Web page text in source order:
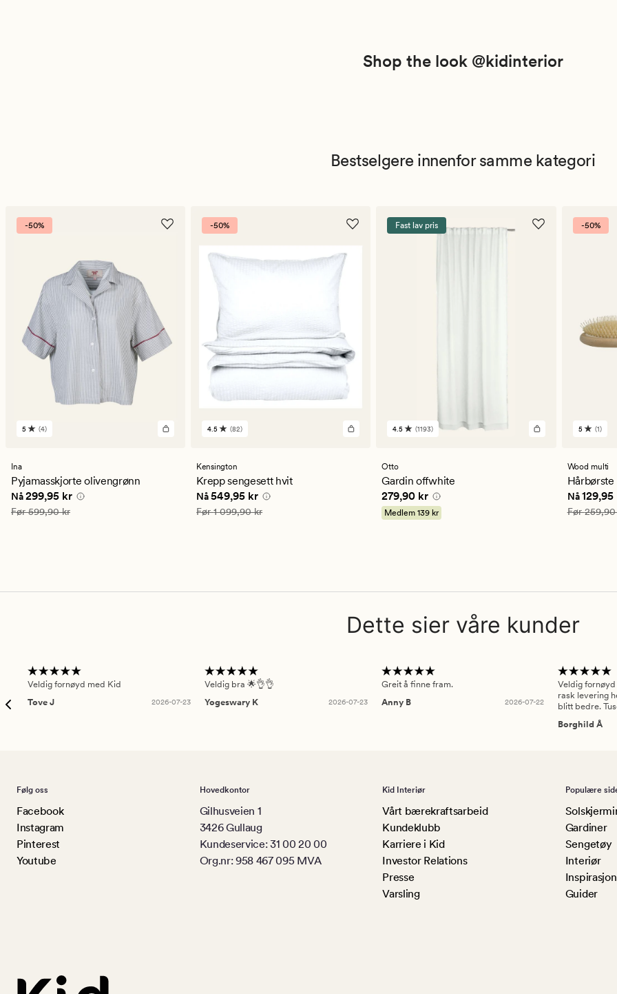
Shop the look @kidinterior
Bestselgere innenfor samme kategori
-50%
4
en
gjennomsnittlig
vurdering
på
5
5 (4)
Ina
Pyjamasskjorte olivengrønn
Nåværende pris
Nå299,95 kr
Vanlig pris 599,90 kr
Før599,90 kr
-50%
82
en
gjennomsnittlig
vurdering
på
4.5
4.5 (82)
Kensington
Krepp sengesett hvit
Nåværende pris
Nå549,95 kr
Vanlig pris 1 099,90 kr
Før1 099,90 kr
Fast lav pris
1193
en
gjennomsnittlig
vurdering
på
4.5
4.5 (1193)
Otto
Gardin offwhite
Pris 279,90 kr
279,90 kr
Medlem139 kr
-50%
1
en
på
5
5 (1)
Wood multi
Hårbørste
Nå 129,95
Vanlig pris
Før259,90
Dette sier våre kunder
Veldig fornøyd med Kid
Tove J
2026-07-23
Veldig bra 🌟👌👌
Yogeswary K
2026-07-23
Greit å finne fram.
Anny B
2026-07-22
Veldig
rask levering
blitt bedre.
Borghild Å
Følg oss
Facebook
Instagram
Pinterest
Youtube
Hovedkontor
Gilhusveien 1
3426 Gullaug
Kundeservice: 31 00 20 00
Org.nr: 958 467 095 MVA
Kid Interiør
Vårt bærekraftsarbeid
Kundeklubb
Karriere i Kid
Investor Relations
Presse
Varsling
Populære
Gardiner
Sengetøy
Interiør
Inspirasjon
Guider